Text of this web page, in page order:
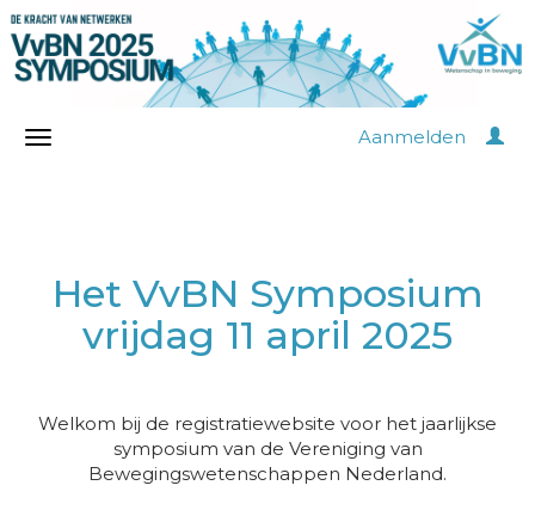
Aanmelden
Het VvBN Symposium
vrijdag 11 april 2025
Welkom bij de registratiewebsite voor het jaarlijkse
symposium van de Vereniging van
Bewegingswetenschappen Nederland.